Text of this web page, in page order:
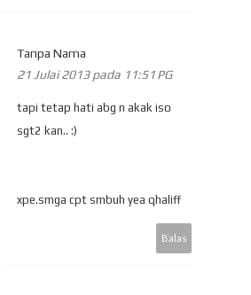
Tanpa Nama
21 Julai 2013 pada 11:51 PG
tapi tetap hati abg n akak iso
sgt2 kan.. :)
xpe.smga cpt smbuh yea qhaliff
Balas